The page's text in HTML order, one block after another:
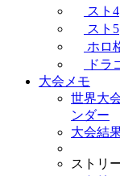
スト4
スト5
ホロ
ドラ
大会メモ
世界大
ンダー
大会結
ストリ